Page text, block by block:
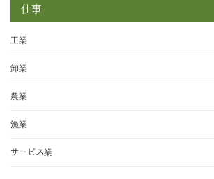
仕事
工業
卸業
農業
漁業
サービス業